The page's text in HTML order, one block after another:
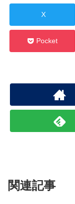
X
Pocket
関連記事